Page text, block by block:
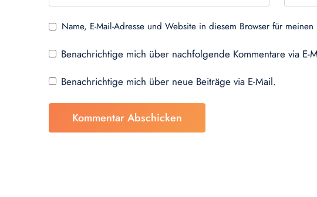
Name, E-Mail-Adresse und Website in diesem Browser für
Benachrichtige mich über nachfolgende Kommentare via E-
Benachrichtige mich über neue Beiträge via E-Mail.